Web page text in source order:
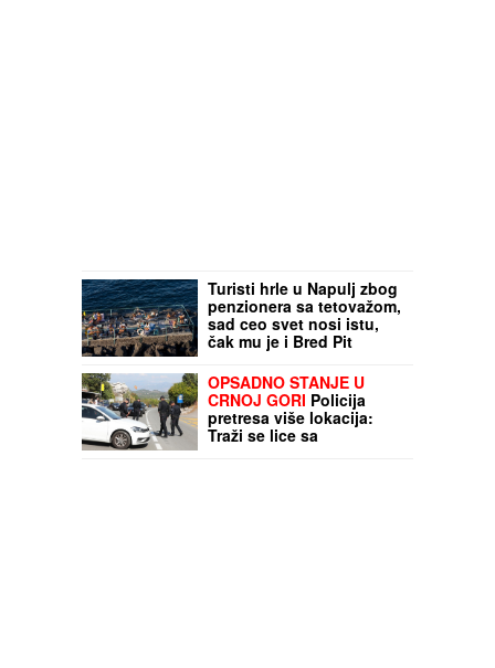
Turisti hrle u Napulj zbog
penzionera sa tetovažom,
sad ceo svet nosi istu,
čak mu je i Bred Pit
majicu da bih imao malo
mira"
OPSADNO STANJE U
CRNOJ GORI Policija
pretresa više lokacija:
Traži se lice sa